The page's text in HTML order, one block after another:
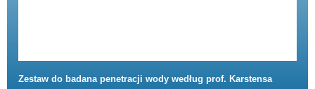
Zestaw do badana penetracji wody według prof. Karstensa